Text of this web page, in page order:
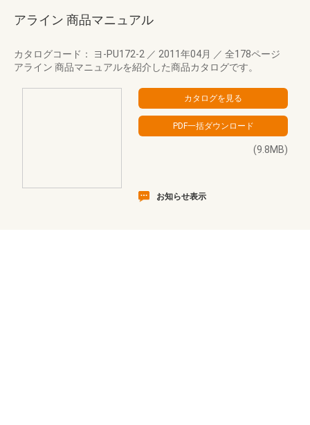
アライン 商品マニュアル
カタログコード： ヨ-PU172-2 ／ 2011年04月 ／ 全178ページ
アライン 商品マニュアルを紹介した商品カタログです。
(9.8MB)
お知らせ表示